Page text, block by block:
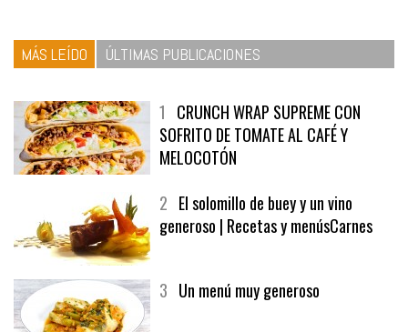
MÁS LEÍDO ÚLTIMAS PUBLICACIONES
1 CRUNCH WRAP SUPREME CON
SOFRITO DE TOMATE AL CAFÉ Y
MELOCOTÓN
2 El solomillo de buey y un vino
generoso | Recetas y menúsCarnes
3 Un menú muy generoso